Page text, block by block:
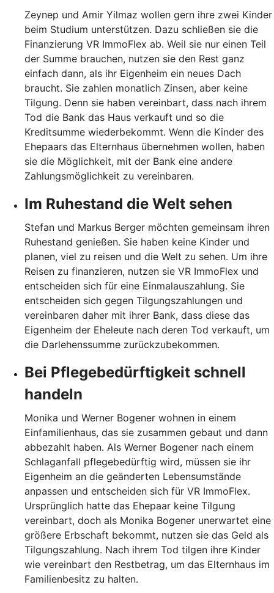
Zeynep und Amir Yilmaz wollen gern ihre zwei Kinder
beim Studium unterstützen. Dazu schließen sie die
Finanzierung VR ImmoFlex ab. Weil sie nur einen Teil
der Summe brauchen, nutzen sie den Rest ganz
einfach dann, als ihr Eigenheim ein neues Dach
braucht. Sie zahlen monatlich Zinsen, aber keine
Tilgung. Denn sie haben vereinbart, dass nach ihrem
Tod die Bank das Haus verkauft und so die
Kreditsumme wiederbekommt. Wenn die Kinder des
Ehepaars das Elternhaus übernehmen wollen, haben
sie die Möglichkeit, mit der Bank eine andere
Zahlungsmöglichkeit zu vereinbaren.
Im Ruhestand die Welt sehen
Stefan und Markus Berger möchten gemeinsam ihren
Ruhestand genießen. Sie haben keine Kinder und
planen, viel zu reisen und die Welt zu sehen. Um ihre
Reisen zu finanzieren, nutzen sie VR ImmoFlex und
entscheiden sich für eine Einmalauszahlung. Sie
entscheiden sich gegen Tilgungszahlungen und
vereinbaren daher mit ihrer Bank, dass diese das
Eigenheim der Eheleute nach deren Tod verkauft, um
die Darlehenssumme zurückzubekommen.
Bei Pflegebedürftigkeit schnell
handeln
Monika und Werner Bogener wohnen in einem
Einfamilienhaus, das sie zusammen gebaut und dann
abbezahlt haben. Als Werner Bogener nach einem
Schlaganfall pflegebedürftig wird, müssen sie ihr
Eigenheim an die geänderten Lebensumstände
anpassen und entscheiden sich für VR ImmoFlex.
Ursprünglich hatte das Ehepaar keine Tilgung
vereinbart, doch als Monika Bogener unerwartet eine
größere Erbschaft bekommt, nutzen sie das Geld als
Tilgungszahlung. Nach ihrem Tod tilgen ihre Kinder
wie vereinbart den Restbetrag, um das Elternhaus im
Familienbesitz zu halten.